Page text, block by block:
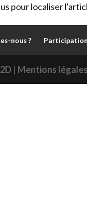
pour localiser
nous ?
| Mentions